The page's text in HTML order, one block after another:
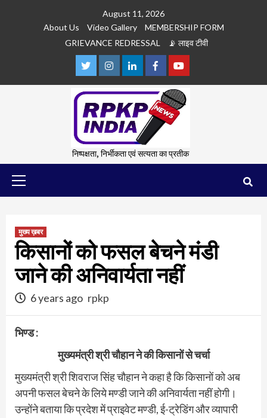
August 11, 2026
About Us
Video Gallery
MEMBERSHIP FORM
GRIEVANCE REDRESSAL
📡 लाइव टीवी
TwitterInstagramLinkedlnFacebookYoutube
निष्पक्षता, निर्भीकता एवं सत्यता का प्रतीक
Primary
मुख्य ख़बर
किसानों को फसल बेचने मंडी
जाने की अनिवार्यता नहीं
6 years ago rpkp
भिण्ड :
मुख्यमंत्री श्री चौहान ने की किसानों से चर्चा
मुख्यमंत्री श्री शिवराज सिंह चौहान ने कहा है कि किसानों को अब
अपनी फसल बेचने के लिये मण्डी जाने की अनिवार्यता नहीं होगी।
उन्होंने बताया कि प्रदेश में प्राइवेट मण्डी, ई-ट्रेडिंग और व्यापारी